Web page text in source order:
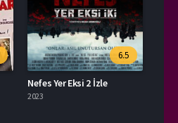
6.5
Nefes Yer Eksi 2 İzle
2023